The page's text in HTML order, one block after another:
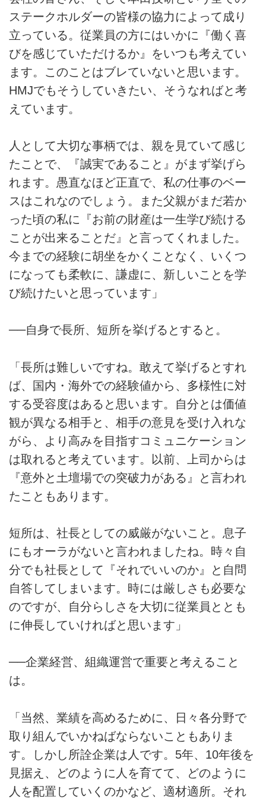
ステークホルダーの皆様の協力によって成り
立っている。従業員の方にはいかに『働く喜
びを感じていただけるか』をいつも考えてい
ます。このことはブレていないと思います。
HMJでもそうしていきたい、そうなればと考
えています。
人として大切な事柄では、親を見ていて感じ
たことで、『誠実であること』がまず挙げら
れます。愚直なほど正直で、私の仕事のベー
スはこれなのでしょう。また父親がまだ若か
った頃の私に『お前の財産は一生学び続ける
ことが出来ることだ』と言ってくれました。
今までの経験に胡坐をかくことなく、いくつ
になっても柔軟に、謙虚に、新しいことを学
び続けたいと思っています」
──自身で長所、短所を挙げるとすると。
「長所は難しいですね。敢えて挙げるとすれ
ば、国内・海外での経験値から、多様性に対
する受容度はあると思います。自分とは価値
観が異なる相手と、相手の意見を受け入れな
がら、より高みを目指すコミュニケーション
は取れると考えています。以前、上司からは
『意外と土壇場での突破力がある』と言われ
たこともあります。
短所は、社長としての威厳がないこと。息子
にもオーラがないと言われましたね。時々自
分でも社長として『それでいいのか』と自問
自答してしまいます。時には厳しさも必要な
のですが、自分らしさを大切に従業員ととも
に伸長していければと思います」
──企業経営、組織運営で重要と考えること
は。
「当然、業績を高めるために、日々各分野で
取り組んでいかねばならないこともありま
す。しかし所詮企業は人です。5年、10年後を
見据え、どのように人を育てて、どのように
人を配置していくのかなど、適材適所。それ